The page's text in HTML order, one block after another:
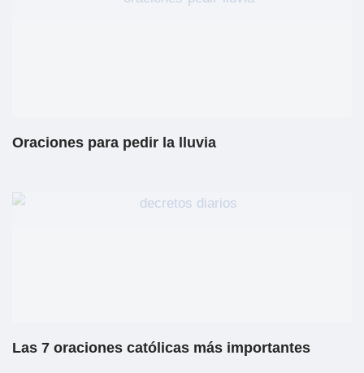
Oraciones para pedir la lluvia
Las 7 oraciones católicas más importantes